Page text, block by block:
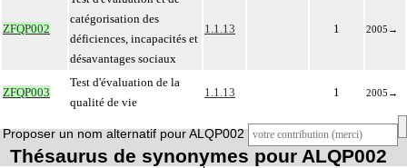
ZFQP002
catégorisation des
déficiences, incapacités et
désavantages sociaux
1.1.13 1 2005 →
ZFQP003
Test d'évaluation de la
qualité de vie
1.1.13 1 2005 →
Proposer un nom alternatif pour ALQP002
Thésaurus de synonymes pour ALQP002